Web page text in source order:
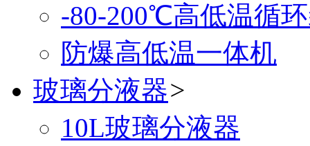
-80-200℃高低温循
防爆高低温一体机
玻璃分液器>
10L玻璃分液器